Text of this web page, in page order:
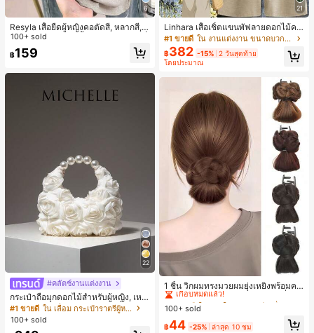
6
Resyla เสื้อยืดผู้หญิงคอตัดสี, หลากสี, ล
ายพิมพ์แมวน่ารัก, เสื้อสำหรับออกไปเที่
ยวฤดูร้อน, ดีไซน์กราฟิก, ความรู้สึกพรีเ
มียม, ลำลองอเนกประสงค์, สวมใส่ประ
เสื้อผ้ากลางแจ้ง
100+ sold
฿159
22
#คลัตช์งานแต่งงาน
กระเป๋าถือมุกดอกไม้สำหรับผู้หญิง, เหม
าะสำหรับชุดราตรี, ชุดบอล, เครื่องประ
ดับงานแต่งงาน, กระเป๋าสตางค์สุภาพส
ตรีหรูหรา, ของขวัญสำหรับผู้หญิง (ลาย
#1 ขายดี
ใน เลื่อม กระเป๋าราตรีผู้หญิง
100+ sold
21
Linhara เสื้อเชิ้ตแขนพัฟลายดอกไม้คอ
ปกไม่สมมาตรสำหรับผู้หญิงไซส์ใหญ่ +
กางเกงลำลองทรงหลวมเอวยางยืด 2 ชิ้
น สำหรับฤดูใบไม้ผลิ/ฤดูร้อน
#1 ขายดี ใน งานแต่งงาน ขนาดบวก Co-Ords
฿382 -15% 2 วันสุดท้าย
โดยประมาณ
1 ชิ้น วิกผมทรงมวยผมยุ่งเหยิงพร้อมคลิ
ปหนีบผม, คลิปหนีบผมสังเคราะห์ที่ได้รั
บการอัปเกรดแฟชั่น, วิกผมเส้นใยทนคว
ช้งานง่ายโดยไม่ต้องใช้เครื่องมือ, เหมา
#3 ขายดี
ใน เส้นใยสังเคราะห์ เครื่องประดับผมผู้หญิง
เกือบหมดแล้ว!
#3 ขายดี
เกือบหมดแล้ว!
#3 ขายดี
เกือบหมดแล้ว!
#3 ขายดี
ใน เส้นใยสังเคราะห์ เครื่องประดับผมผู้หญิง
100+ sold
฿44 -25% ล่าสุด 10 ชม